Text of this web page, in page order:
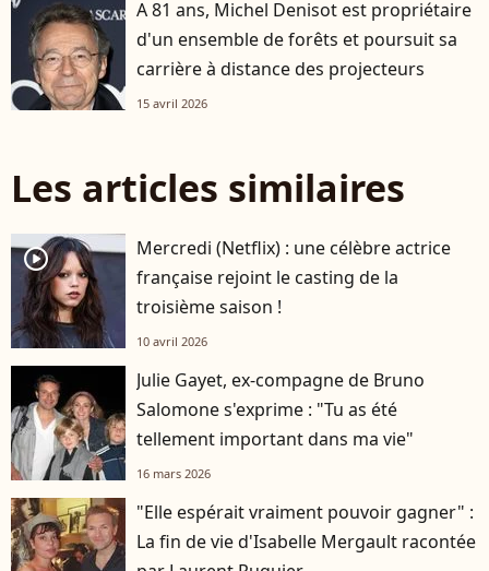
A 81 ans, Michel Denisot est propriétaire
d'un ensemble de forêts et poursuit sa
carrière à distance des projecteurs
15 avril 2026
Les articles similaires
player2
Mercredi (Netflix) : une célèbre actrice
française rejoint le casting de la
troisième saison !
10 avril 2026
Julie Gayet, ex-compagne de Bruno
Salomone s'exprime : "Tu as été
tellement important dans ma vie"
16 mars 2026
"Elle espérait vraiment pouvoir gagner" :
La fin de vie d'Isabelle Mergault racontée